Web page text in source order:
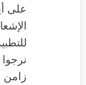
على
زامن